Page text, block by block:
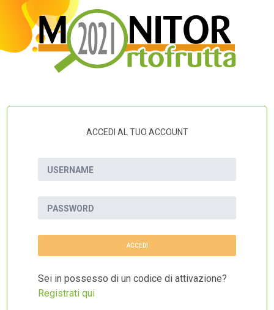
ACCEDI AL TUO ACCOUNT
USERNAME
PASSWORD
ACCEDI
Sei in possesso di un codice di attivazione?
Registrati qui